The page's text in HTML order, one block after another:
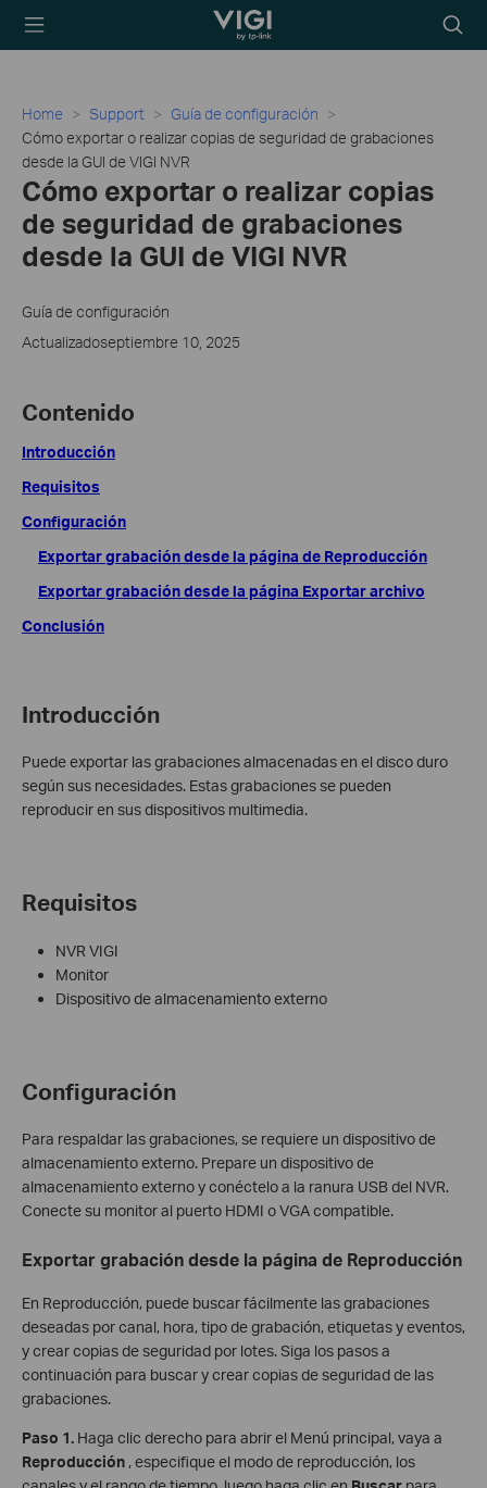
TP-Link, Reliably
icon
Home Support
Guía de configuración
Cómo exportar o realizar copias de seguridad de grabaciones
desde la GUI de VIGI NVR
Cómo exportar o realizar copias
de seguridad de grabaciones
desde la GUI de VIGI NVR
Guía de configuración
Actualizadoseptiembre 10, 2025
Contenido
Introducción
Requisitos
Configuración
Exportar grabación desde la página de Reproducción
Exportar grabación desde la página Exportar archivo
Conclusión
Introducción
Puede exportar las grabaciones almacenadas en el disco duro
según sus necesidades. Estas grabaciones se pueden
reproducir en sus dispositivos multimedia.
Requisitos
NVR VIGI
Monitor
Dispositivo de almacenamiento externo
Configuración
Para respaldar las grabaciones, se requiere un dispositivo de
almacenamiento externo. Prepare un dispositivo de
almacenamiento externo y conéctelo a la ranura USB del NVR.
Conecte su monitor al puerto HDMI o VGA compatible.
Exportar grabación desde la página de Reproducción
En Reproducción, puede buscar fácilmente las grabaciones
deseadas por canal, hora, tipo de grabación, etiquetas y eventos,
y crear copias de seguridad por lotes. Siga los pasos a
continuación para buscar y crear copias de seguridad de las
grabaciones.
Paso 1. Haga clic derecho para abrir el Menú principal, vaya a
Reproducción , especifique el modo de reproducción, los